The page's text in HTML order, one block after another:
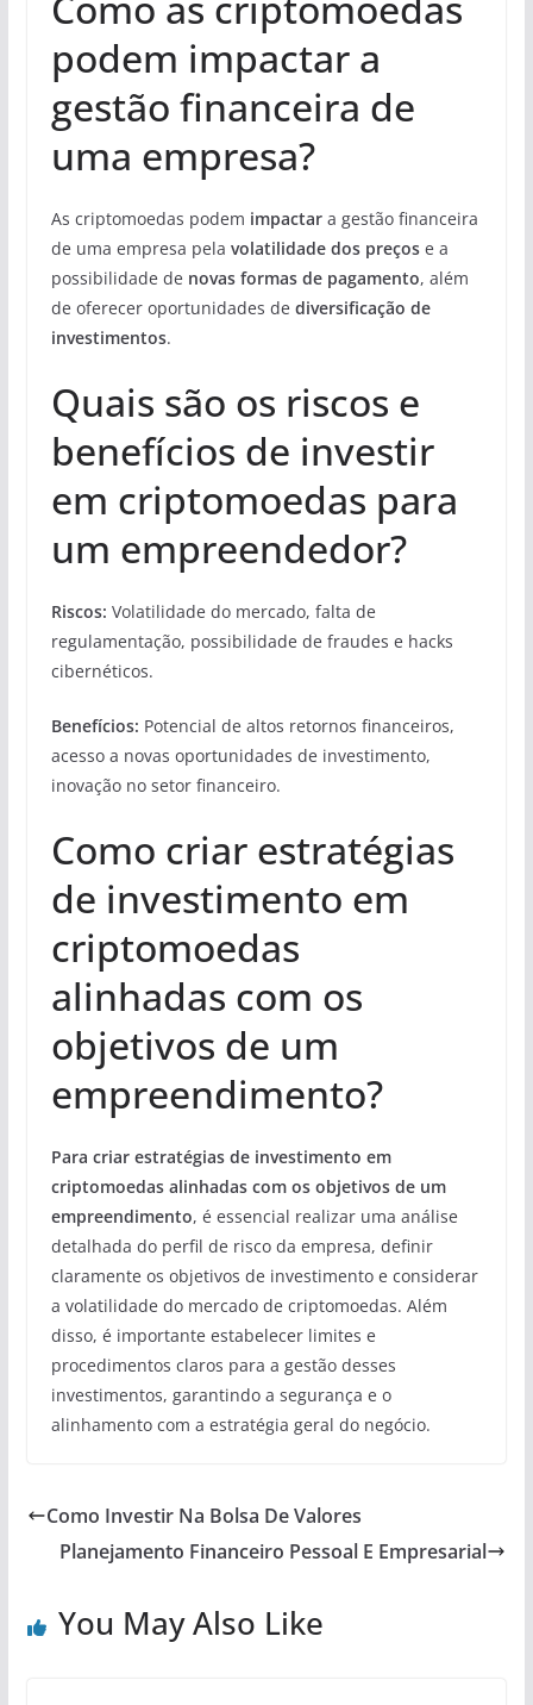
podem impactar a
gestão financeira de
uma empresa?
As criptomoedas podem impactara gestão financeira
de uma empresa pela volatilidade dos preçose a
possibilidade de novas formas de pagamento, além
de oferecer oportunidades de diversificação de
investimentos.
Quais são os riscos e
benefícios de investir
em criptomoedas para
um empreendedor?
Riscos: Volatilidade do mercado, falta de
regulamentação, possibilidade de fraudes e hacks
cibernéticos.
Benefícios: Potencial de altos retornos financeiros,
acesso a novas oportunidades de investimento,
inovação no setor financeiro.
Como criar estratégias
de investimento em
criptomoedas
alinhadas com os
objetivos de um
empreendimento?
Para criar estratégias de investimento em
criptomoedas alinhadas com os objetivos de um
empreendimento, é essencial realizar uma análise
detalhada do perfil de risco da empresa, definir
claramente os objetivos de investimento e considerar
a volatilidade do mercado de criptomoedas. Além
disso, é importante estabelecer limites e
procedimentos claros para a gestão desses
investimentos, garantindo a segurança e o
alinhamento com a estratégia geral do negócio.
Como Investir Na Bolsa De Valores
Planejamento Financeiro Pessoal E Empresarial
You May Also Like